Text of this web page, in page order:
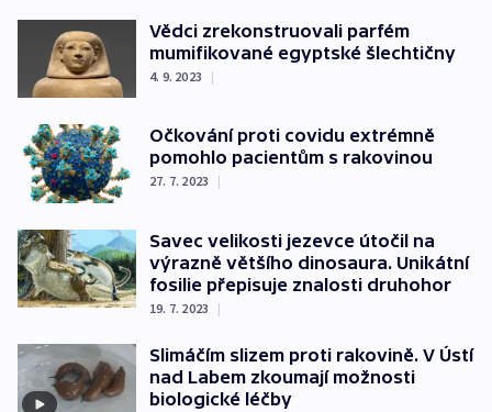
Vědci zrekonstruovali parfém
mumifikované egyptské šlechtičny
4. 9. 2023 |
Očkování proti covidu extrémně
pomohlo pacientům s rakovinou
27. 7. 2023 |
Savec velikosti jezevce útočil na
výrazně většího dinosaura. Unikátní
fosilie přepisuje znalosti druhohor
19. 7. 2023 |
Slimáčím slizem proti rakovině. V Ústí
nad Labem zkoumají možnosti
biologické léčby